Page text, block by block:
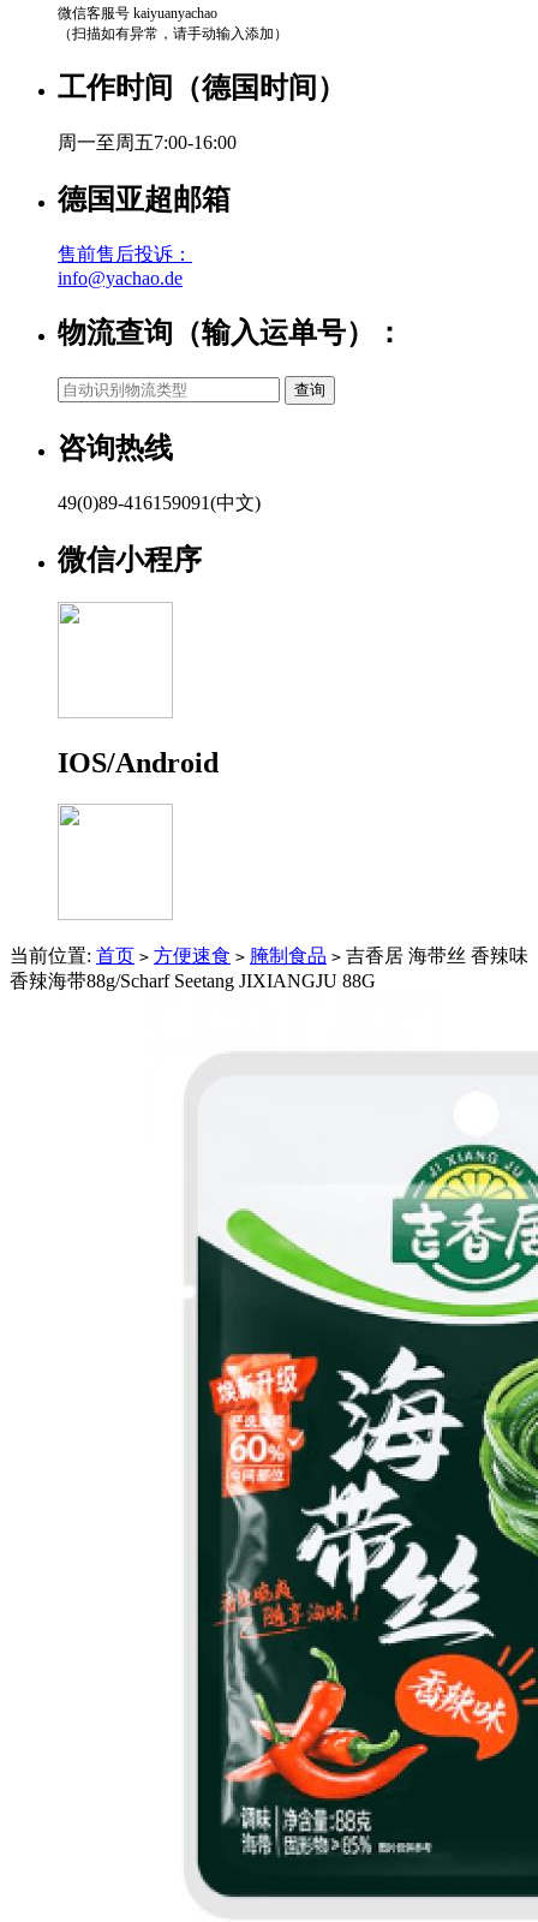
微信客服号 kaiyuanyachao
（扫描如有异常，请手动输入添加）
工作时间（德国时间）
周一至周五7:00-16:00
德国亚超邮箱
售前售后投诉：
info@yachao.de
物流查询（输入运单号）：
咨询热线
49(0)89-416159091(中文)
微信小程序
IOS/Android
当前位置: 首页 > 方便速食 > 腌制食品 > 吉香居 海带丝 香辣味
香辣海带88g/Scharf Seetang JIXIANGJU 88G